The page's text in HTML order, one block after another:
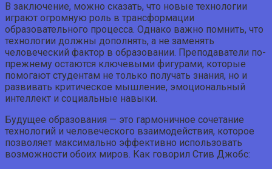
В заключение, можно сказать, что новые технологии
играют огромную роль в трансформации
образовательного процесса. Однако важно помнить, что
технологии должны дополнять, а не заменять
человеческий фактор в образовании. Преподаватели по-
прежнему остаются ключевыми фигурами, которые
помогают студентам не только получать знания, но и
развивать критическое мышление, эмоциональный
интеллект и социальные навыки.
Будущее образования — это гармоничное сочетание
технологий и человеческого взаимодействия, которое
позволяет максимально эффективно использовать
возможности обоих миров. Как говорил Стив Джобс: